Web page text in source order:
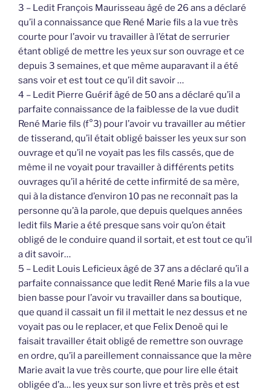
3 – Ledit François Maurisseau âgé de 26 ans a déclaré
qu’il a connaissance que René Marie fils a la vue très
courte pour l’avoir vu travailler à l’état de serrurier
étant obligé de mettre les yeux sur son ouvrage et ce
depuis 3 semaines, et que même auparavant il a été
sans voir et est tout ce qu’il dit savoir …
4 – Ledit Pierre Guérif âgé de 50 ans a déclaré qu’il a
parfaite connaissance de la faiblesse de la vue dudit
René Marie fils (f°3) pour l’avoir vu travailler au métier
de tisserand, qu’il était obligé baisser les yeux sur son
ouvrage et qu’il ne voyait pas les fils cassés, que de
même il ne voyait pour travailler à différents petits
ouvrages qu’il a hérité de cette infirmité de sa mère,
qui à la distance d’environ 10 pas ne reconnaît pas la
personne qu’à la parole, que depuis quelques années
ledit fils Marie a été presque sans voir qu’on était
obligé de le conduire quand il sortait, et est tout ce qu’il
a dit savoir…
5 – Ledit Louis Leficieux âgé de 37 ans a déclaré qu’il a
parfaite connaissance que ledit René Marie fils a la vue
bien basse pour l’avoir vu travailler dans sa boutique,
que quand il cassait un fil il mettait le nez dessus et ne
voyait pas ou le replacer, et que Felix Denoë qui le
faisait travailler était obligé de remettre son ouvrage
en ordre, qu’il a pareillement connaissance que la mère
Marie avait la vue très courte, que pour lire elle était
obligée d’a… les yeux sur son livre et très près et est